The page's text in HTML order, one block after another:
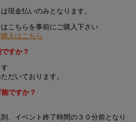
現金払いのみとなります。
こちらを事前にご購入下さい
入はこちら
すか？
だいております。
ですか？
、イベント終了時間の３０分前となり